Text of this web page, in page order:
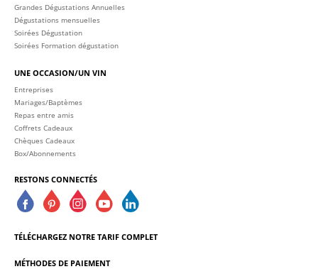
Grandes Dégustations Annuelles
Dégustations mensuelles
Soirées Dégustation
Soirées Formation dégustation
UNE OCCASION/UN VIN
Entreprises
Mariages/Baptèmes
Repas entre amis
Coffrets Cadeaux
Chèques Cadeaux
Box/Abonnements
RESTONS CONNECTÉS
TÉLÉCHARGEZ NOTRE TARIF COMPLET
MÉTHODES DE PAIEMENT